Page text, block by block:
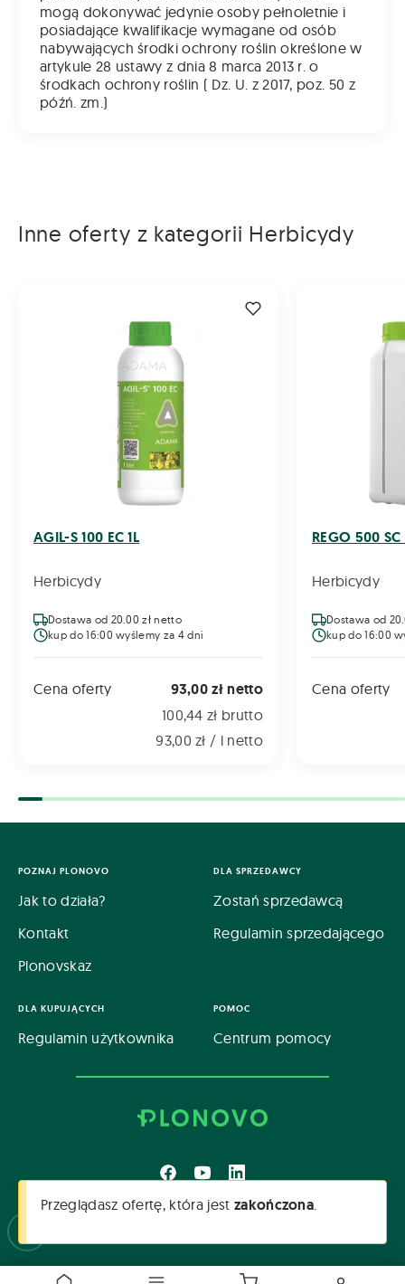
Przeglądasz ofertę, która jest zakończona.
mogą dokonywać jedynie osoby pełnoletnie i
posiadające kwalifikacje wymagane od osób
nabywających środki ochrony roślin określone w
artykule 28 ustawy z dnia 8 marca 2013 r. o
środkach ochrony roślin ( Dz. U. z 2017, poz. 50 z
późń. zm.)
Inne oferty z kategorii Herbicydy
AGIL-S 100 EC 1L
Herbicydy
Dostawa od 20.00 zł netto
kup do 16:00 wyślemy za 4 dni
Cena oferty 93,00 zł netto
100,44 zł brutto
93,00 zł / l netto
REGO 500 SC
Herbicydy
Dostawa od
kup do 16:00
Cena oferty
POZNAJ PLONOVO
Jak to działa?
Kontakt
Plonovskaz
DLA SPRZEDAWCY
Zostań sprzedawcą
Regulamin sprzedającego
DLA KUPUJĄCYCH
Regulamin użytkownika
POMOC
Centrum pomocy
Centrum pomocy